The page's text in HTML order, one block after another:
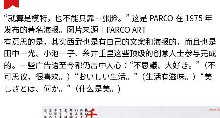
“就算是模特，也不能只靠一张脸。” 这是 PARCO 在 1975 年
发布的著名海报。图片来源丨PARCO ART
有意思的是，其实西武也是有自己的文案和海报的，而且也是
田中一光、小池一子、糸井重里这些顶级的创意人士参与完成
的。一些广告语至今都仍击中人心：“不思議、大好き。”（不
可思议，很喜欢。）“おいしい生活。”（生活有滋味。）“美
しさとは、何か。”（什么是美。)